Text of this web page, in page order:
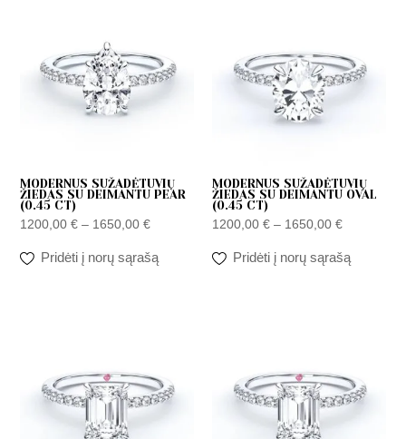
MODERNUS SUŽADĖTUVIŲ
ŽIEDAS SU DEIMANTU PEAR
(0.45 CT)
1200,00€ – 1650,00€
1650,00 €
Pridėti į norų sąrašą
MODERNUS SUŽADĖTUVIŲ
ŽIEDAS SU DEIMANTU OVAL
(0.45 CT)
1200,00 € – 1650,00 €
1650,00 €
Pridėti į norų sąrašą
1650,00 €
1650,00 €